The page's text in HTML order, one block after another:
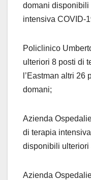
domani disponibili
intensiva COVID-
Policlinico
ulteriori 8 posti di
l’Eastman altri
domani;
Azienda
di terapia
disponibili ulteriori
Azienda